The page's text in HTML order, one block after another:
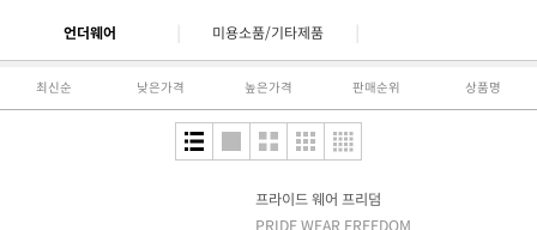
언더웨어 미용소품/기타제품
최신순 낮은가격 높은가격 판매순위 상품명
프라이드 웨어 프리덤
PRIDE WEAR FREEDOM